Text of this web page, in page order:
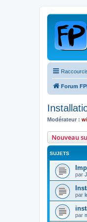
Forum
Modérateur :
Nouveau
SUJETS
par
par
par